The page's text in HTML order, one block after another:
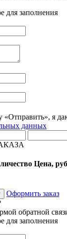
для заполнения
я
данных
Цена,
Оформить заказ
обратной
для заполнения